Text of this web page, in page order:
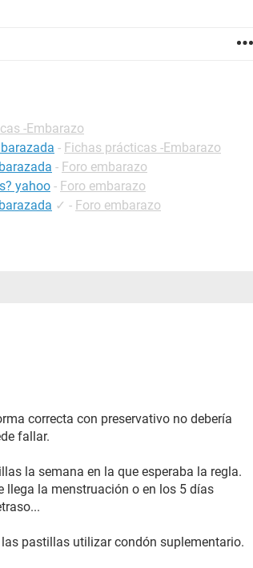
-Embarazo
- Fichas prácticas -Embarazo
- Foro embarazo
yahoo - Foro embarazo
✓ - Foro embarazo
correcta con preservativo no debería
fallar.
la semana en la que esperaba la regla.
llega la menstruación o en los 5 días
pastillas utilizar condón suplementario.